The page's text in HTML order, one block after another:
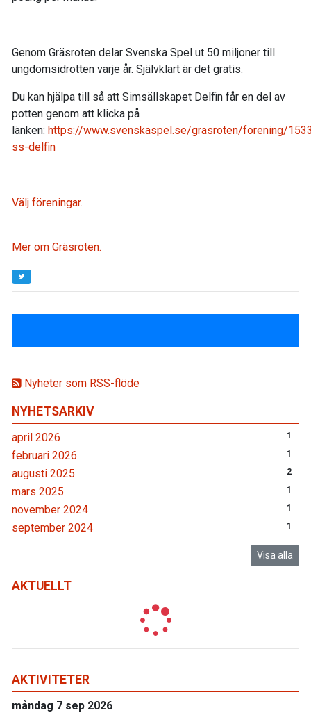
Nyheter som RSS-flöde
NYHETSARKIV
april 2026 1
februari 2026 1
augusti 2025 2
mars 2025 1
november 2024 1
september 2024 1
Visa alla
AKTUELLT
Genom Gräsroten delar Svenska Spel ut 50 miljoner till
ungdomsidrotten varje år. Självklart är det gratis.
Du kan hjälpa till så att Simsällskapet Delfin får en del av
potten genom att klicka på
länken: https://www.svenskaspel.se/grasroten/forening/
ss-delfin
Välj föreningar.
Mer om Gräsroten.
AKTIVITETER
måndag 7 sep 2026